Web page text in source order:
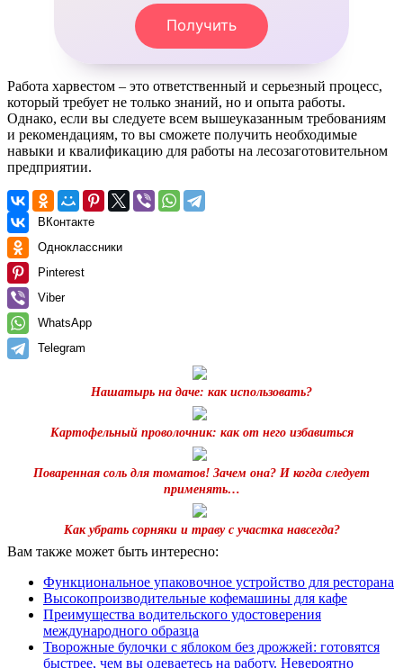
Получить
Работа харвестом – это ответственный и серьезный процесс,
который требует не только знаний, но и опыта работы.
Однако, если вы следуете всем вышеуказанным требованиям
и рекомендациям, то вы сможете получить необходимые
навыки и квалификацию для работы на лесозаготовительном
предприятии.
ВКонтакте
Одноклассники
Pinterest
Viber
WhatsApp
Telegram
Нашатырь на даче: как использовать?
Картофельный проволочник: как от него избавиться
Поваренная соль для томатов! Зачем она? И когда следует
применять…
Как убрать сорняки и траву с участка навсегда?
Вам также может быть интересно:
Функциональное упаковочное устройство для ресторана
Высокопроизводительные кофемашины для кафе
Преимущества водительского удостоверения
международного образца
Творожные булочки с яблоком без дрожжей: готовятся
быстрее, чем вы одеваетесь на работу. Невероятно